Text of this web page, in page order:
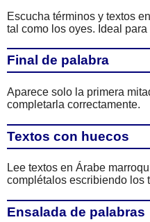
Escucha términos y textos
tal como los oyes. Ideal
Final de palabra
Aparece solo la primera
completarla correctamente.
Textos con huecos
Lee textos en Árabe
complétalos escribiendo los
Ensalada de palabras